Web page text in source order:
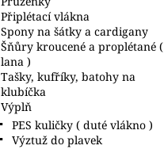
Připlétací vlákna
Spony na šátky a cardigany
Šňůry kroucené a proplétané (
lana )
Tašky, kufříky, batohy na
klubíčka
Výplň
PES kuličky ( duté vlákno )
Výztuž do plavek